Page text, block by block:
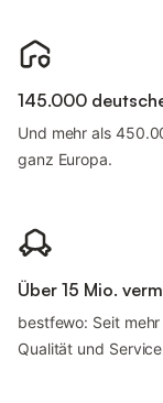
145.000
Und mehr als
ganz Europa.
Über 15 Mio.
bestfewo: Seit
Qualität und